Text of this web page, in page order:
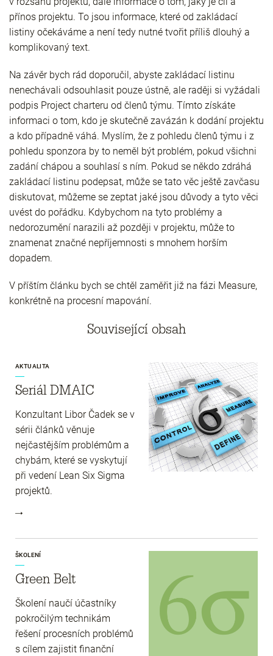
přínos projektu. To jsou informace, které od zakládací
listiny očekáváme a není tedy nutné tvořit příliš dlouhý a
komplikovaný text.
Na závěr bych rád doporučil, abyste zakládací listinu
nenechávali odsouhlasit pouze ústně, ale raději si vyžádali
podpis Project charteru od členů týmu. Tímto získáte
informaci o tom, kdo je skutečně zavázán k dodání projektu
a kdo případně váhá. Myslím, že z pohledu členů týmu i z
pohledu sponzora by to neměl být problém, pokud všichni
zadání chápou a souhlasí s ním. Pokud se někdo zdráhá
zakládací listinu podepsat, může se tato věc ještě zavčasu
diskutovat, můžeme se zeptat jaké jsou důvody a tyto věci
uvést do pořádku. Kdybychom na tyto problémy a
nedorozumění narazili až později v projektu, může to
znamenat značné nepříjemnosti s mnohem horším
dopadem.
V příštím článku bych se chtěl zaměřit již na fázi Measure,
konkrétně na procesní mapování.
Související obsah
AKTUALITA
Seriál DMAIC
Konzultant Libor Čadek se v
sérii článků věnuje
nejčastějším problémům a
chybám, které se vyskytují
při vedení Lean Six Sigma
projektů.
ŠKOLENÍ
Green Belt
Školení naučí účastníky
pokročilým technikám
řešení procesních problémů
s cílem zajistit finanční